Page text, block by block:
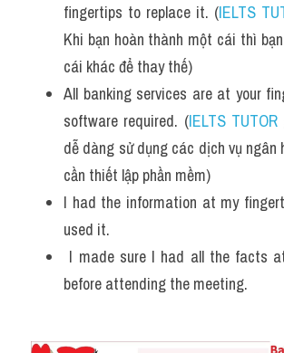
fingertips to replace it. (IELTS
Khi bạn hoàn thành một cái thì
cái khác để thay thế)
All banking services are at your
software required. (IELTS TUTOR
dễ dàng sử dụng các dịch vụ ngân
cần thiết lập phần mềm)
I had the information at my
used it.
I made sure I had all the facts
before attending the meeting.